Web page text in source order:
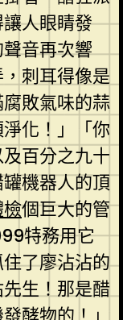
人眼睛發
音再次響
刺耳得像是
敗氣味的蒜
化！」「你
百分之九十
機器人的頂
個巨大的管
特務用它
了廖沾沾的
生！那是醋